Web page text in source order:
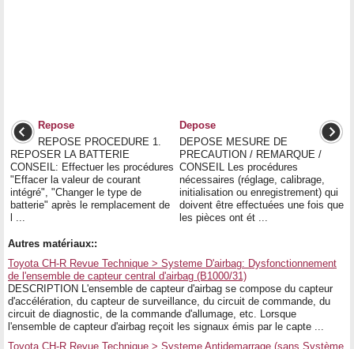
Repose
REPOSE PROCEDURE 1.
REPOSER LA BATTERIE
CONSEIL: Effectuer les procédures
"Effacer la valeur de courant
intégré", "Changer le type de
batterie" après le remplacement de
l ...
Depose
DEPOSE MESURE DE
PRECAUTION / REMARQUE /
CONSEIL Les procédures
nécessaires (réglage, calibrage,
initialisation ou enregistrement) qui
doivent être effectuées une fois que
les pièces ont ét ...
Autres matériaux::
Toyota CH-R Revue Technique > Systeme D'airbag: Dysfonctionnement
de l'ensemble de capteur central d'airbag (B1000/31)
DESCRIPTION L'ensemble de capteur d'airbag se compose du capteur
d'accélération, du capteur de surveillance, du circuit de commande, du
circuit de diagnostic, de la commande d'allumage, etc. Lorsque
l'ensemble de capteur d'airbag reçoit les signaux émis par le capte ...
Toyota CH-R Revue Technique > Systeme Antidemarrage (sans Système